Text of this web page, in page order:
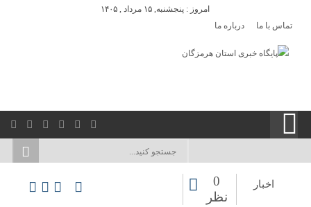
امروز : پنجشنبه, ۱۵ مرداد , ۱۴۰۵
تماس با ما
درباره ما
اخبار
0
نظر